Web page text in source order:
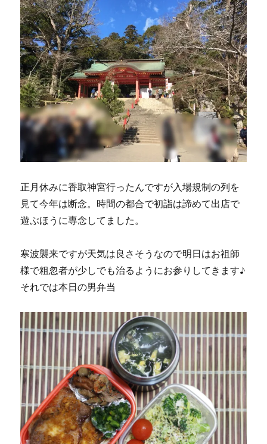
正月休みに香取神宮行ったんですが入場規制の列を
見て今年は断念。時間の都合で初詣は諦めて出店で
遊ぶほうに専念してました。
寒波襲来ですが天気は良さそうなので明日はお祖師
様で粗忽者が少しでも治るようにお参りしてきます♪
それでは本日の男弁当